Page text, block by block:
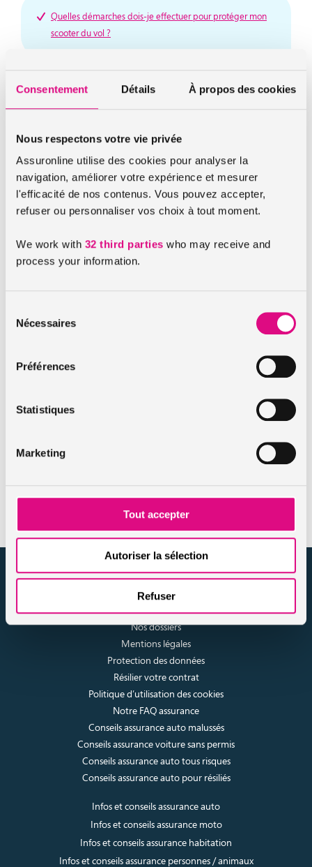
Consentement Détails À propos des cookies
Nous respectons votre vie privée
Assuronline utilise des cookies pour analyser la
navigation, améliorer votre expérience et mesurer
l'efficacité de nos contenus. Vous pouvez accepter,
refuser ou personnaliser vos choix à tout moment.
We work with 32 third parties who may receive and
process your information.
Nécessaires
Préférences
Statistiques
Marketing
Tout accepter
Autoriser la sélection
Refuser
Quelles démarches dois-je effectuer pour protéger mon
scooter du vol ?
Tarif d’assurance scooter : mon bonus auto est-il pris en
Le passager du scooter est-il couvert en cas de sinistre ?
Je n’utilise pas mon scooter, puis-je stopper mon
assurance ?
Jeune conducteur d’un scooter (-18 ans). Quelle assurance
De quelle assistance bénéficier en cas de panne de mon
Les accessoires de mon scooter sont-ils assurés ?
assuronline.com est édité par AssurOne Group, courtier grossiste
sur internet spécialisé en IARD et en assurances de personnes
Nos dossiers
Mentions légales
Protection des données
Résilier votre contrat
Politique d’utilisation des cookies
Notre FAQ assurance
Conseils assurance auto malussés
Conseils assurance voiture sans permis
Conseils assurance auto tous risques
Conseils assurance auto pour résiliés
Infos et conseils assurance auto
Infos et conseils assurance moto
Infos et conseils assurance habitation
Infos et conseils assurance personnes / animaux